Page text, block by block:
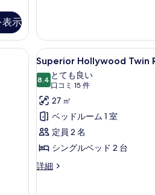
表示
表
示
す
る
詳
細
クス (室内)、デスク、ノートパソコン用作
Superior
Hollywood
Twin
Room,
No
Ocean
view
の
す
6
Superior Hollywood Twin
8.410 点中 8.4
とても良い
口コミ 15 件
(口
コ
ミ
15
件)
27 ㎡
ベッドルーム 1 室
定員 2 名
シングルベッド 2 台
詳細
Superior